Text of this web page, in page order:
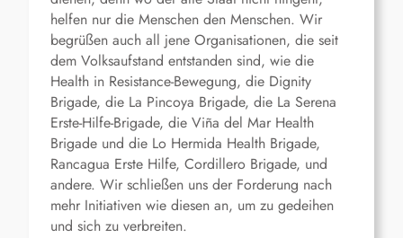
helfen nur die Menschen den Menschen. Wir
begrüßen auch all jene Organisationen, die seit
dem Volksaufstand entstanden sind, wie die
Health in Resistance-Bewegung, die Dignity
Brigade, die La Pincoya Brigade, die La Serena
Erste-Hilfe-Brigade, die Viña del Mar Health
Brigade und die Lo Hermida Health Brigade,
Rancagua Erste Hilfe, Cordillero Brigade, und
andere. Wir schließen uns der Forderung nach
mehr Initiativen wie diesen an, um zu gedeihen
und sich zu verbreiten.